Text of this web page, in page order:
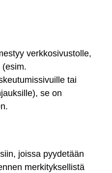
verkkosivustolle,
(esim.
tai
se on
joissa pyydetään
merkityksellistä